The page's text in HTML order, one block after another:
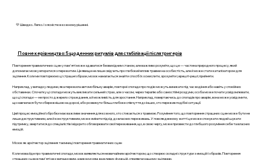
💛 Швидко. Легко. І з ясністю в кожному рішенні.
Повне керівництво: 5 щоденних ритуалів для стабілізації після тригерів
Повторення травматичних сцен у пам'яті може здаватися безвихідним станом, але важливо розуміти, що це — частина природного процесу, який
допомагає мозку впоратися з пережитим. Це явище не лише свідчить про глибокий вплив травми на особистість, але й може стати каталізатором для
зцілення. Коли ми повторюємо ці страшні образи, мозок намагається знайти спосіб їх осмислити, зрозуміти і, врешті-решт, прийняти.
Наприклад, у випадку людини, яка пережила автомобільну аварію, повторні спогади про подію можуть виникати під час водіння або навіть у спокійних
обставинах. Спочатку ці спогади можуть викликати сильний страх, але з часом, через терапію або самостійні роздуми, особа може почати усвідомлювати,
що ці спогади — не просто джерело страждання, а й можливість для зростання. Наприклад, повертаючись до спогадів про аварію, вона може усвідомити,
що навчилася бути обережнішою на дорозі, або розвинути більш глибоке співчуття до інших, хто пережив подібні ситуації.
Цей процес емоційної обробки має важливе значення для кожного, хто стикається з травмою. Розуміння того, що повторення страшних сцен може бути не
лише деструктивним, але й конструктивним, може змінити підхід до власних переживань. У повсякденному житті це може спонукати людей шукати
підтримку, звертатися до спеціалістів і відкрито обговорювати свої переживання, що, в свою чергу, може призвести до глибшого розуміння себе та власних
емоцій.
Мозок як архітектор зцілення: таємниці повторення травматичних сцен
Коли мова йде про травматичні спогади, мозок виявляється незвичайним архітектором, що створює складні структури з емоцій і образів. Повторення
страшних сцен в пам'яті не є випадковим, а виконує ряд важливих функцій, сприяючи нашому зціленню.